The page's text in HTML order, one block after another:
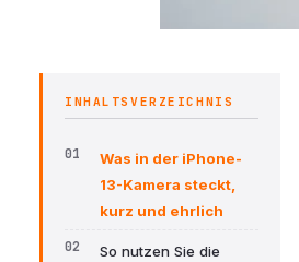
INHALTSVERZEICHNIS
Was in der iPhone-
13-Kamera steckt,
kurz und ehrlich
So nutzen Sie die